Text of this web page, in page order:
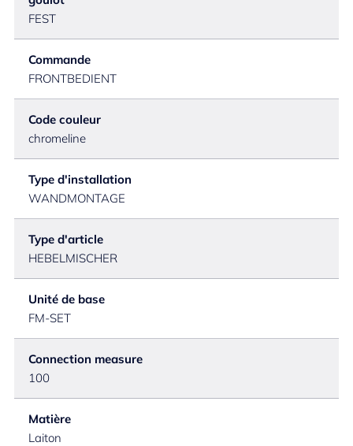
FEST
Commande
FRONTBEDIENT
Code couleur
chromeline
Type d'installation
WANDMONTAGE
Type d'article
HEBELMISCHER
Unité de base
FM-SET
Connection measure
100
Matière
Laiton